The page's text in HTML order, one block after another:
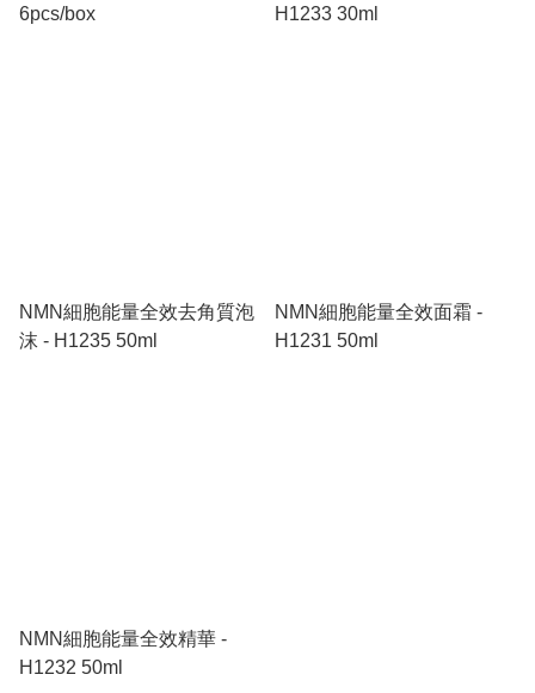
6pcs/box
H1233 30ml
NMN細胞能量全效去角質泡
沫 - H1235 50ml
NMN細胞能量全效面霜 -
H1231 50ml
NMN細胞能量全效精華 -
H1232 50ml